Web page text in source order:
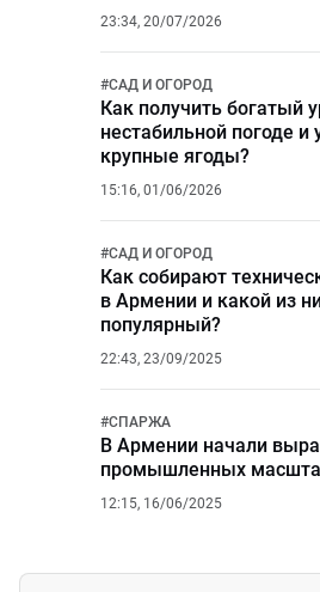
23:34, 20/07/2026
#САД И ОГОРОД
Как получить богатый
нестабильной погоде и
крупные ягоды?
15:16, 01/06/2026
#САД И ОГОРОД
Как собирают
в Армении и какой из
популярный?
22:43, 23/09/2025
#СПАРЖА
В Армении начали
промышленных
12:15, 16/06/2025